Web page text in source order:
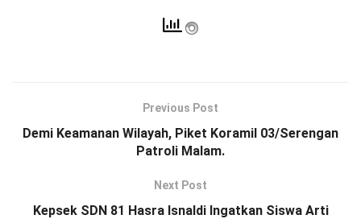
Previous Post
Demi Keamanan Wilayah, Piket Koramil 03/Serengan
Patroli Malam.
Next Post
Kepsek SDN 81 Hasra Isnaldi Ingatkan Siswa Arti